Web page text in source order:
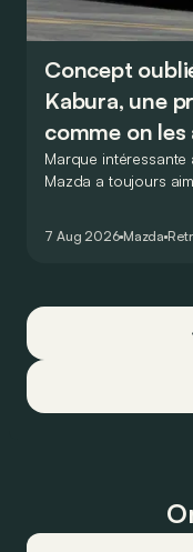
Concept
Kabura, une
comme on les
Marque intéressante
Mazda a toujours
de la plus belle des
7 Aug 2026 Mazda